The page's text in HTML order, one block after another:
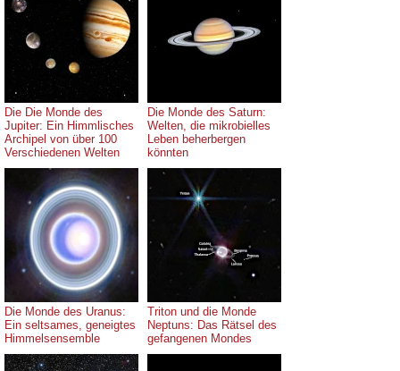
Die Die Monde des
Jupiter: Ein Himmlisches
Archipel von über 100
Verschiedenen Welten
Die Monde des Saturn:
Welten, die mikrobielles
Leben beherbergen
könnten
Die Monde des Uranus:
Ein seltsames, geneigtes
Himmelsensemble
Triton und die Monde
Neptuns: Das Rätsel des
gefangenen Mondes